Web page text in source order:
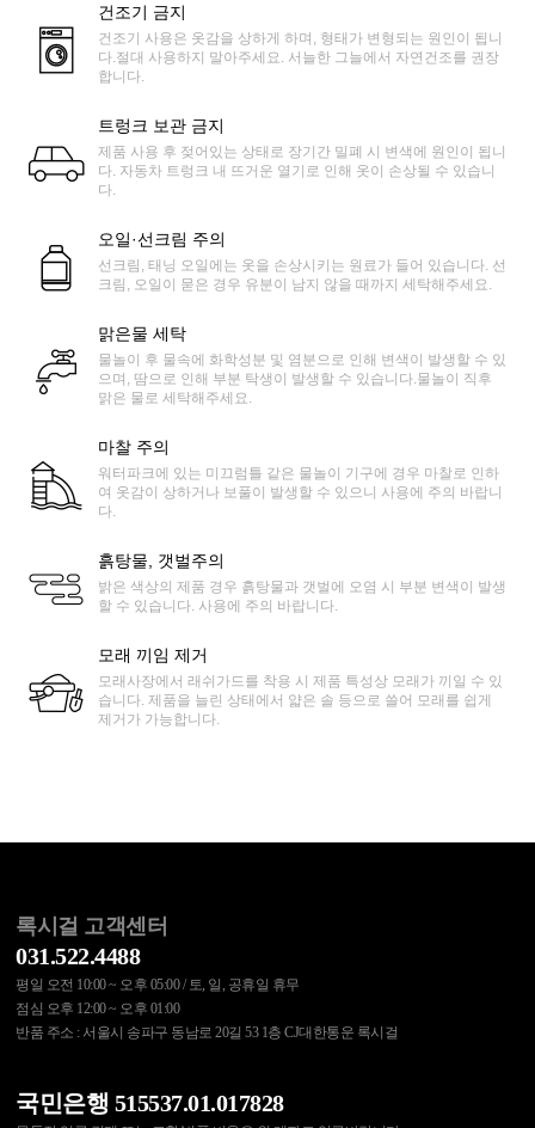
건조기 금지
건조기 사용은 옷감을 상하게 하며, 형태가 변형되는 원인이 됩니
다.절대 사용하지 말아주세요. 서늘한 그늘에서 자연건조를 권장
합니다.
트렁크 보관 금지
제품 사용 후 젖어있는 상태로 장기간 밀폐 시 변색에 원인이 됩니
다. 자동차 트렁크 내 뜨거운 열기로 인해 옷이 손상될 수 있습니
다.
오일·선크림 주의
선크림, 태닝 오일에는 옷을 손상시키는 원료가 들어 있습니다. 선
크림, 오일이 묻은 경우 유분이 남지 않을 때까지 세탁해주세요.
맑은물 세탁
물놀이 후 물속에 화학성분 및 염분으로 인해 변색이 발생할 수 있
으며, 땀으로 인해 부분 탁생이 발생할 수 있습니다.물놀이 직후
맑은 물로 세탁해주세요.
마찰 주의
워터파크에 있는 미끄럼틀 같은 물놀이 기구에 경우 마찰로 인하
여 옷감이 상하거나 보풀이 발생할 수 있으니 사용에 주의 바랍니
다.
흙탕물, 갯벌주의
밝은 색상의 제품 경우 흙탕물과 갯벌에 오염 시 부분 변색이 발생
할 수 있습니다. 사용에 주의 바랍니다.
모래 끼임 제거
모래사장에서 래쉬가드를 착용 시 제품 특성상 모래가 끼일 수 있
습니다. 제품을 늘린 상태에서 얇은 솔 등으로 쓸어 모래를 쉽게
제거가 가능합니다.
록시걸 고객센터
031.522.4488
평일 오전 10:00 ~ 오후 05:00 / 토, 일, 공휴일 휴무
점심 오후 12:00 ~ 오후 01:00
반품 주소 : 서울시 송파구 동남로 20길 53 1층 CJ대한통운 록시걸
국민은행 515537.01.017828